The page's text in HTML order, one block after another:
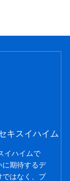
キスイハイム
イハイムで
に期待するデ
ではなく、プ